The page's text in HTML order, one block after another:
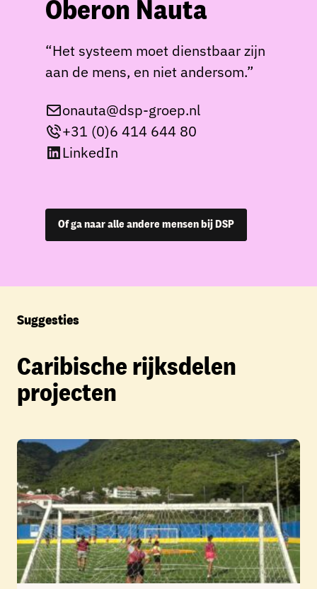
Oberon Nauta
“Het systeem moet dienstbaar zijn
aan de mens, en niet andersom.”
onauta@dsp-groep.nl
+31 (0)6 414 644 80
LinkedIn
Of ga naar alle andere mensen bij DSP
Suggesties
Caribische rijksdelen
projecten